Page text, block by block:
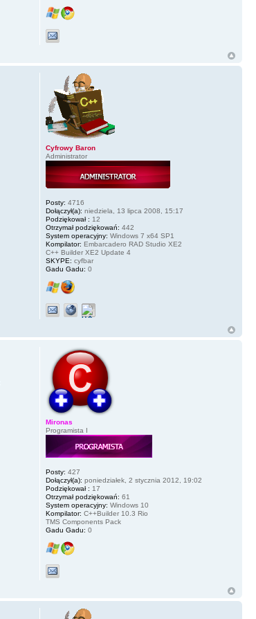
Cyfrowy Baron
Administrator
Posty: 4716
Dołączył(a): niedziela, 13 lipca 2008, 15:17
Podziękował : 12
Otrzymał podziękowań: 442
System operacyjny: Windows 7 x64 SP1
Kompilator: Embarcadero RAD Studio XE2
C++ Builder XE2 Update 4
SKYPE: cyfbar
Gadu Gadu: 0
Mironas
Programista I
Posty: 427
Dołączył(a): poniedziałek, 2 stycznia 2012, 19:02
Podziękował : 17
Otrzymał podziękowań: 61
System operacyjny: Windows 10
Kompilator: C++Builder 10.3 Rio
TMS Components Pack
Gadu Gadu: 0